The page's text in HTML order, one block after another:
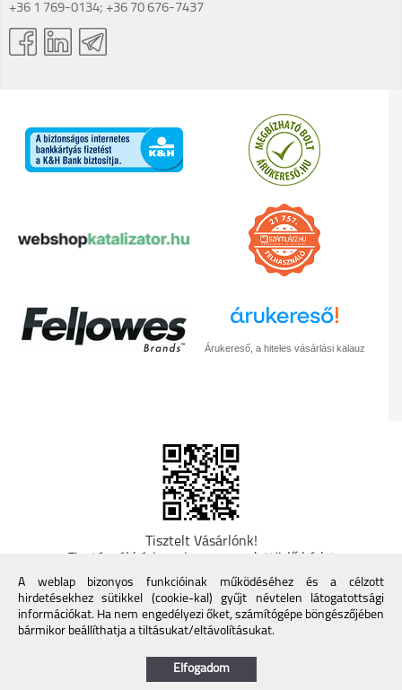
+36 1 769-0134; +36 70 676-7437
Árukereső, a hiteles vásárlási kalauz
Tisztelt Vásárlónk!
Fizetésnél kérje az ingyenes adattörlő kódot
adatainak biztonsága érdekében! A Kormány
döntése alapján a kereskedő minden tartós
adathordozó termék vásárlásakor köteles ingyenes
adattörlő kódot biztosítani. További információk a
https://nmhh.hu/veglegestorles
A weblap bizonyos funkcióinak működéséhez és a célzott
hirdetésekhez sütikkel (cookie-kal) gyűjt névtelen látogatottsági
információkat. Ha nem engedélyezi őket, számítógépe böngészőjében
bármikor beállíthatja a tiltásukat/eltávolításukat.
Elfogadom